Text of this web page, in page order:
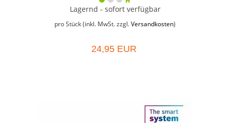
Lagernd - sofort verfügbar
pro Stück (inkl. MwSt. zzgl. Versandkosten)
24,95 EUR